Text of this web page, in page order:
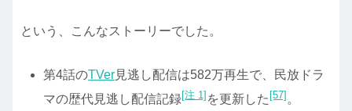
という、こんなストーリーでした。
第4話のTVer見逃し配信は582万再生で、民放ドラ
マの歴代見逃し配信記録[注 1]を更新した [57]。